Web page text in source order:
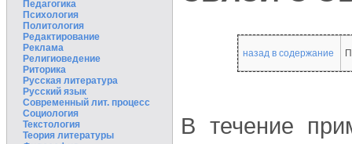
Педагогика
Психология
Политология
Редактирование
Реклама
Религиоведение
Риторика
Русская литература
Русский язык
Современный лит. процесс
Социология
Текстология
Теория литературы
назад в содержание
В течение